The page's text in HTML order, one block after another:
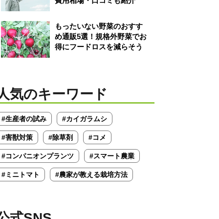
もったいない野菜のおすす
め通販5選！規格外野菜でお
得にフードロスを減らそう
気のキーワード
#生産者の試み #カイガラムシ
#害獣対策 #除草剤 #コメ
#コンパニオンプランツ #スマート農業
#ミニトマト #農家が教える栽培方法